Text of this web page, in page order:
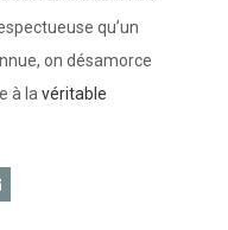
qu’un
on désamorce
à la véritable